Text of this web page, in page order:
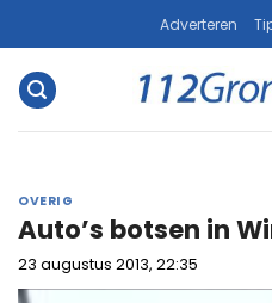
naar
inhoud
Adverteren
OVERIG
Auto’s botsen in
23 augustus 2013, 22:35